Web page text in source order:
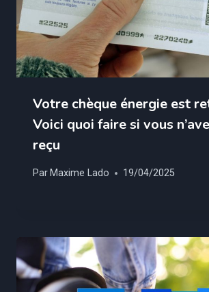
Votre chèque énergie est
Voici quoi faire si vous
reçu
Par Maxime Lado 19/04/2025